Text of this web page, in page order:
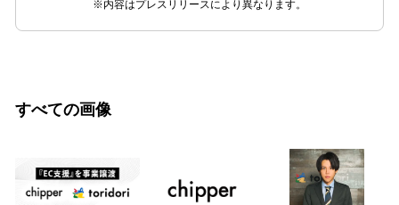
※内容はプレスリリースにより異なります。
すべての画像